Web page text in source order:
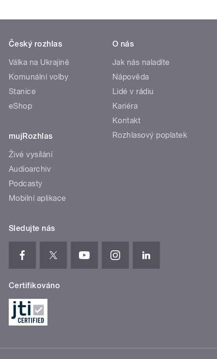
Český rozhlas
Válka na Ukrajině
Komunální volby
Stanice
eShop
mujRozhlas
Živé vysílání
Audioarchiv
Podcasty
Mobilní aplikace
O nás
Jak nás naladíte
Nápověda
Lidé v rádiu
Kariéra
Kontakt
Rozhlasový poplatek
Sledujte nás
Certifikováno